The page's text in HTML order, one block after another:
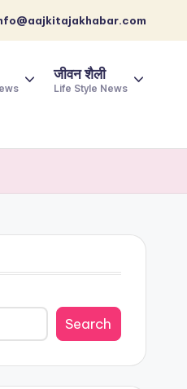
जीवन शैली
Life Style News
Search